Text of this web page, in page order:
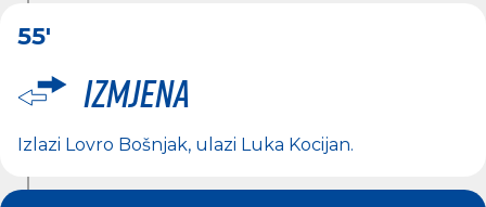
55'
Izmjena
Izlazi Lovro Bošnjak, ulazi Luka Kocijan.